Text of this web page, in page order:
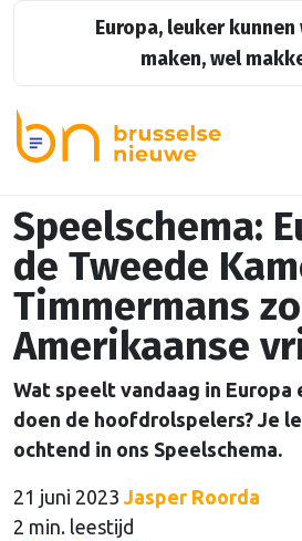
Europa, leuker
maken, wel
Speelschema:
de Tweede
Timmermans
Amerikaanse
Wat speelt vandaag in Europa
doen de hoofdrolspelers? Je
ochtend in ons Speelschema.
21 juni 2023 Jasper Roorda
2 min. leestijd